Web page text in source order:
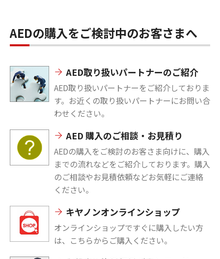
AEDの購入をご検討中のお客さまへ
AED取り扱いパートナーのご紹介
AED取り扱いパートナーをご紹介しておりま
す。お近くの取り扱いパートナーにお問い合
わせください。
AED 購入のご相談・お見積り
AEDの購入をご検討のお客さま向けに、購入
までの流れなどをご紹介しております。購入
のご相談やお見積依頼などお気軽にご連絡
ください。
キヤノンオンラインショップ
オンラインショップですぐに購入したい方
は、こちらからご購入ください。